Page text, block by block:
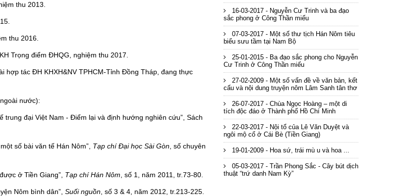
thu 2013.
thu 2016.
Trọng điểm ĐHQG, nghiệm thu 2017.
hợp tác ĐH KHXH&NV TPHCM-Tỉnh Đồng Tháp, đang thực
nước):
đại Việt Nam - Điểm lại và định hướng nghiên cứu”, Sách
số bài văn tế Hán Nôm”, Tạp chí Đại học Sài Gòn , số chuyên
ở Tiền Giang”, Tạp chí Hán Nôm , số 1, năm 2011, tr.73-80.
Nôm bình dân”, Suối nguồn , số 3 & 4, năm 2012, tr.213-225.
16-03-2017 - Nguyễn Cư Trinh và ba đạo
sắc phong ở Công Thần miếu
07-03-2017 - Một số thư tịch Hán Nôm tiêu
biểu sưu tầm tại Nam Bộ
25-01-2015 - Ba đạo sắc phong cho Nguyễn
Cư Trinh ở Công Thần miếu
27-02-2009 - Một số vấn đề về văn bản, kết
cấu và nội dung truyện nôm Lâm Sanh tân thơ
26-07-2017 - Chùa Ngọc Hoàng – một di
tích độc đáo ở Thành phố Hồ Chí Minh
22-03-2017 - Nội tổ của Lê Văn Duyệt và
ngôi mộ cổ ở Cái Bè (Tiền Giang)
19-01-2009 - Hoa sứ, trái mù u và hoa ...
05-03-2017 - Trần Phong Sắc - Cây bút dịch
thuật “trứ danh Nam Kỳ”